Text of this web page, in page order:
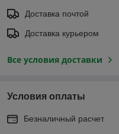
Доставка почтой
Доставка курьером
Все условия доставки
Условия оплаты
Безналичный расчет